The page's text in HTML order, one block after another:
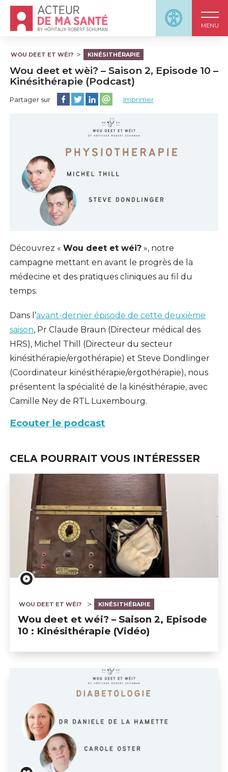
Panneau
MENU
Accueil - Acteur de ma santé, by HôpitauxRobert
WOU DEET ET WÉI? KINÉSITHÉRAPIE
Wou deet et wèi? – Saison 2, Episode 10 –
Kinésithérapie (Podcast)
Partager sur Partager cette page sur Facebook
Partager cette page sur Twitter
Partager cette page sur LinkedIn
Partager cette page sur email
Imprimer
Découvrez « Wou deet et wéi?», notre
campagne mettant en avant le progrès de la
médecine et des pratiques cliniques au fil du
temps.
Dans l’avant-dernier épisode de cette deuxième
saison, Pr Claude Braun (Directeur médical des
HRS), Michel Thill (Directeur du secteur
kinésithérapie/ergothérapie) et Steve Dondlinger
(Coordinateur kinésithérapie/ergothérapie), nous
présentent la spécialité de la kinésithérapie, avec
Camille Ney de RTL Luxembourg.
Ecouter le podcast
CELA POURRAIT VOUS INTÉRESSER
WOU DEET ET WÉI? KINÉSITHÉRAPIE
Wou deet et wéi? – Saison 2, Episode
10 : Kinésithérapie (Vidéo)